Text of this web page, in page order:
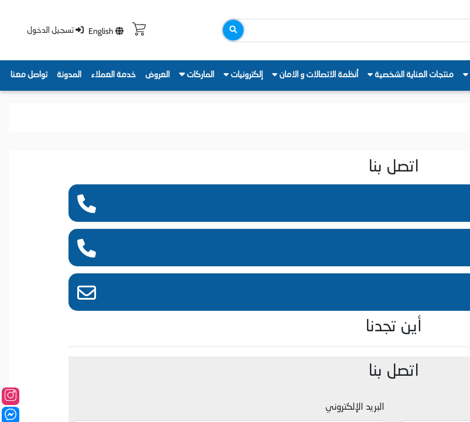
English تسجيل الدخول
منتجات العناية الشخصية أنظمة الاتصالات و الامان إلكترونيات الماركات العروض خدمة العملاء المدونة تواصل معنا
اتصل بنا
أين تجدنا
اتصل بنا
البريد الإلكتروني